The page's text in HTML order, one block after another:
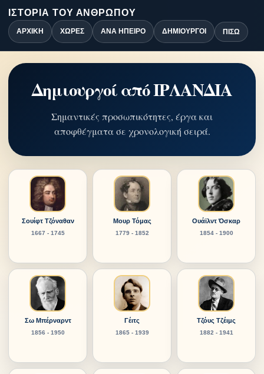
ΙΣΤΟΡΊΑ ΤΟΥ ΑΝΘΡΏΠΟΥ
ΑΡΧΙΚΉ ΧΏΡΕΣ ΑΝΆ ΉΠΕΙΡΟ ΔΗΜΙΟΥΡΓΟΊ ΠΊΣΩ
Δημιουργοί από ΙΡΛΑΝΔΙΑ
Σημαντικές προσωπικότητες, έργα και
αποφθέγματα σε χρονολογική σειρά.
Σουίφτ Τζόναθαν
1667 - 1745
Μουρ Τόμας
1779 - 1852
Ουάϊλντ Όσκαρ
1854 - 1900
Σω Μπέρναρντ
1856 - 1950
Γέιτς
1865 - 1939
Τζόυς Τζέιμς
1882 - 1941